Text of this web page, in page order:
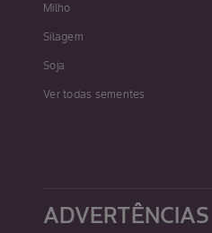
Milho
Silagem
Soja
Ver todas sementes
ADVERTÊNCIAS